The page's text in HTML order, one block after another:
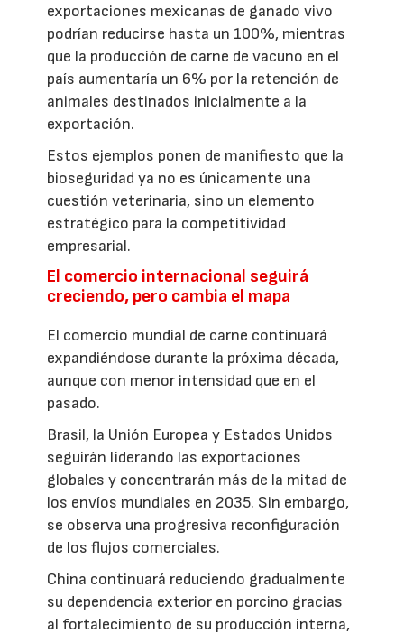
exportaciones mexicanas de ganado vivo
podrían reducirse hasta un 100%, mientras
que la producción de carne de vacuno en el
país aumentaría un 6% por la retención de
animales destinados inicialmente a la
exportación.
Estos ejemplos ponen de manifiesto que la
bioseguridad ya no es únicamente una
cuestión veterinaria, sino un elemento
estratégico para la competitividad
empresarial.
El comercio internacional seguirá
creciendo, pero cambia el mapa
El comercio mundial de carne continuará
expandiéndose durante la próxima década,
aunque con menor intensidad que en el
pasado.
Brasil, la Unión Europea y Estados Unidos
seguirán liderando las exportaciones
globales y concentrarán más de la mitad de
los envíos mundiales en 2035. Sin embargo,
se observa una progresiva reconfiguración
de los flujos comerciales.
China continuará reduciendo gradualmente
su dependencia exterior en porcino gracias
al fortalecimiento de su producción interna,